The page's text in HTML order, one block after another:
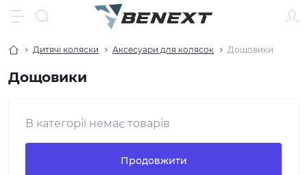
Дитячі коляски Аксесуари для колясок Дощовики
Дощовики
В категорії немає товарів
Продовжити